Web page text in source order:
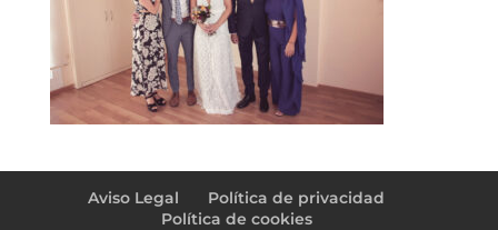
Aviso Legal
Política de privacidad
Política de cookies